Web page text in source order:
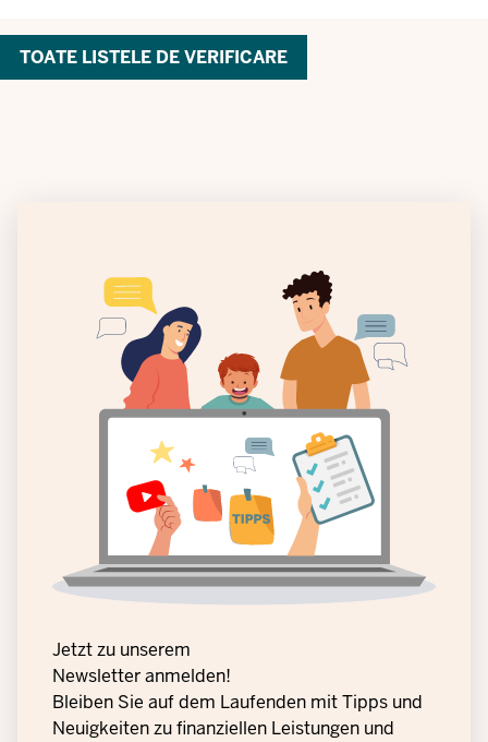
TOATE LISTELE DE VERIFICARE
Jetzt zu unserem
Newsletter anmelden!
Bleiben Sie auf dem Laufenden mit Tipps und
Neuigkeiten zu finanziellen Leistungen und